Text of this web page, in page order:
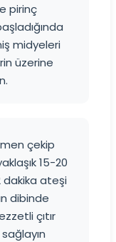
pirinç
midyeleri
üzerine
çekip
15-20
dakika ateşi
dibinde
çıtır